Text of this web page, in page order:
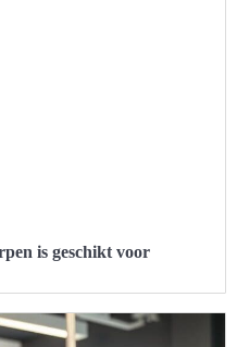
is geschikt voor